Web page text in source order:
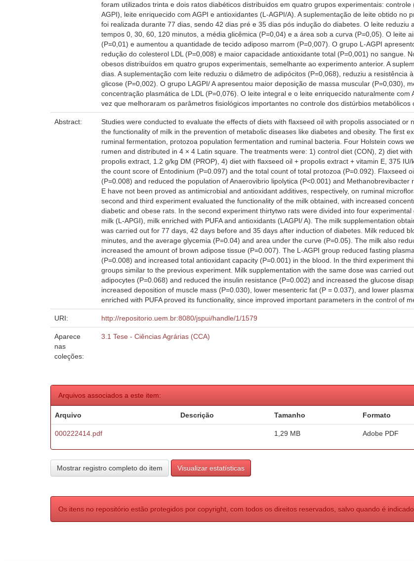
foram utilizados trinta e dois ratos diabéticos distribuidos em quatro grupos experimentais:
AGPI), leite enriquecido com AGPI e antioxidantes (L-AGPI/A). A suplementação de leite obtido no
foi realizada durante 77 dias, sendo 42 dias pré e 35 dias pós indução do diabetes. O leite
tempos 0, 30, 60, 120 minutos, a média glicêmica (P=0,04) e a área sob a curva (P=0,05). O leite
(P=0,01) e aumentou a quantidade de tecido adiposo marrom (P=0,007). O grupo L-AGPI
redução do colesterol LDL (P=0,008) e maior capacidade antioxidante total (P=0,001) no sangue.
obesos distribuídos em quatro grupos experimentais, semelhante ao experimento anterior. A
dias. A suplementação com leite reduziu o diâmetro de adipócitos (P=0,068), reduziu a
glicose (P=0,002). O grupo LAGPI/ A apresentou maior deposição de massa muscular (P=0,030),
concentração plasmática de LDL (P=0,076). O leite integral e o leite enriquecido naturalmente
vez que melhoraram os parâmetros fisiológicos importantes no controle dos distúrbios metabólicos
Abstract:
Studies were conducted to evaluate the effects of diets with flaxseed oil with propolis associated
the functionality of milk in the prevention of metabolic diseases like diabetes and obesity. The first
ruminal fermentation, protozoa population fermentation and ruminal bacteria. Four Holstein cows
rumen and distributed in 4 × 4 Latin square. The treatments were: 1) control diet (CON), 2) diet
propolis extract, 1.2 g/kg DM (PROP), 4) diet with flaxseed oil + propolis extract + vitamin E, 375
the count score of Entodinium (P=0.097) and the total count of total protozoa (P=0.092). Flaxseed
(P=0.008) and reduced the population of Anaerovibrio lipolytica (P<0.001) and
E have not been proved as antimicrobial and antioxidant additives, respectively, on ruminal
second and third experiment evaluated the functionality of the milk obtained, with increased
diabetic and obese rats. In the second experiment thirtytwo rats were divided into four
milk (L-APGI), milk enriched with PUFA and antioxidants (LAGPI/ A). The milk supplementation
was carried out for 77 days, 42 days before and 35 days after induction of diabetes. Milk reduced
minutes, and the average glycemia (P=0.04) and area under the curve (P=0.05). The milk also
increased the amount of brown adipose tissue (P=0.007). The L-AGPI group reduced fasting
(P=0.008) and increased total antioxidant capacity (P=0.001) in the blood. In the third experiment
groups similar to the previous experiment. Milk supplementation with the same dose was carried
adipocytes (P=0.068) and reduced the insulin resistance (P=0.002) and increased the glucose
increased deposition of muscle mass (P=0.030), lower mesenteric fat (P = 0.037), and lower
enriched with PUFA proved its functionality, since improved important parameters in the control of
URI: http://repositorio.uem.br:8080/jspui/handle/1/1579
Aparece
nas
coleções:
3.1 Tese - Ciências Agrárias (CCA)
Arquivos associados a este item:
Arquivo Descrição Tamanho Formato
000222414.pdf 1,29 MB Adobe PDF
Mostrar registro completo do item Visualizar estatísticas
Os itens no repositório estão protegidos por copyright, com todos os direitos reservados, salvo quando é indicado